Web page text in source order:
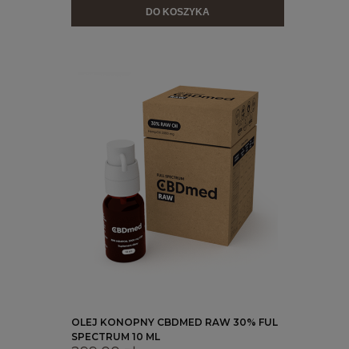
DO KOSZYKA
OLEJ KONOPNY CBDMED RAW 30% FUL
SPECTRUM 10 ML